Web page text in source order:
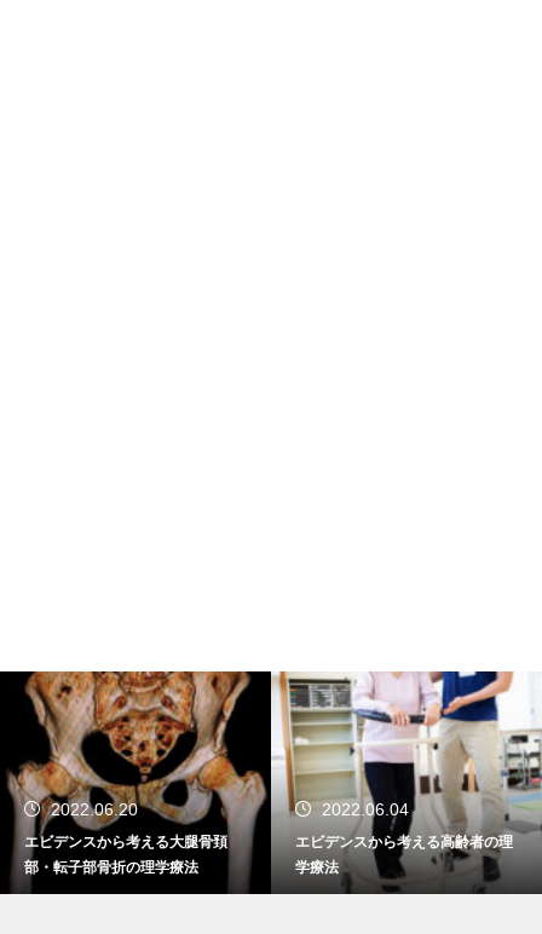
2022.06.20
エビデンスから考える大腿骨頚
部・転子部骨折の理学療法
2022.06.04
エビデンスから考える高齢者の理
学療法